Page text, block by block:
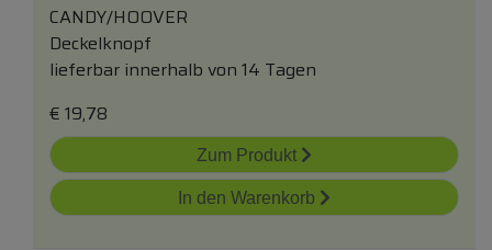
CANDY/HOOVER
Deckelknopf
lieferbar innerhalb von 14 Tagen
€ 19,78
Zum Produkt
In den Warenkorb